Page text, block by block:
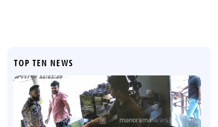
TOP TEN NEWS